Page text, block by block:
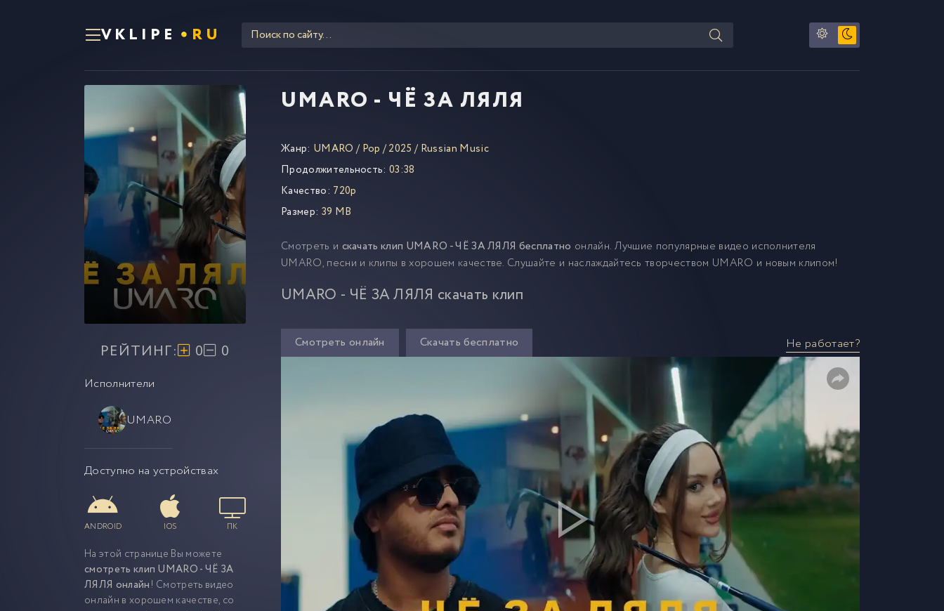
VKLIPE RU
UMARO - ЧЁ ЗА ЛЯЛЯ
РЕЙТИНГ: 0 0
Исполнители
UMARO
Доступно на устройствах
ANDROID IOS ПК
На этой странице Вы можете
смотреть клип UMARO - ЧЁ ЗА
ЛЯЛЯ онлайн! Смотреть видео
онлайн в хорошем качестве, со
Жанр: UMARO / Pop /2025 / Russian Music
Продолжительность: 03:38
Качество: 720p
Размер: 39 MB
Смотреть и скачать клип UMARO - ЧЁ ЗА ЛЯЛЯ бесплатно онлайн. Лучшие популярные видео исполнителя
UMARO, песни и клипы в хорошем качестве. Слушайте и наслаждайтесь творчеством UMARO и новым клипом!
UMARO - ЧЁ ЗА ЛЯЛЯ скачать клип
Смотреть онлайн Скачать бесплатно Не работает?